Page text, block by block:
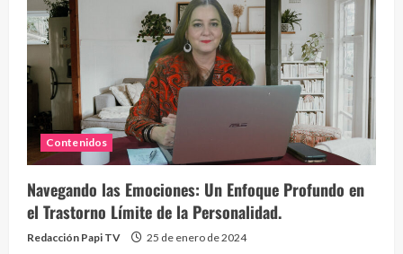
Contenidos
Navegando las Emociones: Un Enfoque Profundo en
el Trastorno Límite de la Personalidad.
Redacción Papi TV 25 de enero de 2024